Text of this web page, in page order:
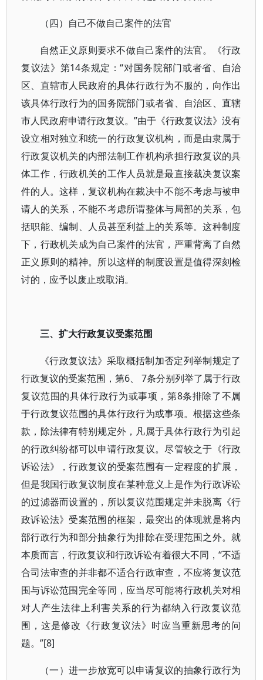
（四）自己不做自己案件的法官
自然正义原则要求不做自己案件的法官。《行政
复议法》第14条规定：“对国务院部门或者省、自治
区、直辖市人民政府的具体行政行为不服的，向作出
该具体行政行为的国务院部门或者省、自治区、直辖
市人民政府申请行政复议。”由于《行政复议法》没有
设立相对独立和统一的行政复议机构，而是由隶属于
行政复议机关的内部法制工作机构承担行政复议的具
体工作，行政机关的工作人员就是最直接裁决复议案
件的人。这样，复议机构在裁决中不能不考虑与被申
请人的关系，不能不考虑所谓整体与局部的关系，包
括职能、编制、人员甚至利益上的关系等。这种制度
下，行政机关成为自己案件的法官，严重背离了自然
正义原则的精神。所以这样的制度设置是值得深刻检
讨的，应予以废止或取消。
三、扩大行政复议受案范围
《行政复议法》采取概括制加否定列举制规定了
行政复议的受案范围，第6、 7条分别列举了属于行政
复议范围的具体行政行为或事项，第8条排除了不属
于行政复议范围的具体行政行为或事项。根据这些条
款，除法律有特别规定外，凡属于具体行政行为引起
的行政纠纷都可以申请行政复议。尽管较之于《行政
诉讼法》，行政复议的受案范围有一定程度的扩展，
但是我国行政复议制度在某种意义上是作为行政诉讼
的过滤器而设置的，所以复议范围规定并未脱离《行
政诉讼法》受案范围的框架，最突出的体现就是将内
部行政行为和部分抽象行为排除在受理范围之外。就
本质而言，行政复议和行政诉讼有着很大不同，“不适
合司法审查的并非都不适合行政审查，不应将复议范
围与诉讼范围完全等同，应当尽可能将行政机关对相
对人产生法律上利害关系的行为都纳入行政复议范
围，这是修改《行政复议法》时应当重新思考的问
题。”[8]
（一）进一步放宽可以申请复议的抽象行政行为